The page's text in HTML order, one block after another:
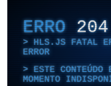
ERRO204
HLS.JS FATAL
ERROR
ESTE CONTEÚDO
MOMENTO